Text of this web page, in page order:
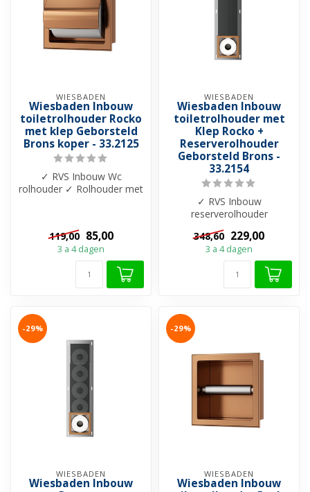
WIESBADEN
Wiesbaden Inbouw
toiletrolhouder Rocko
met klep Geborsteld
Brons koper - 33.2125
✓ RVS Inbouw Wc
rolhouder ✓ Rolhouder met
119,00 85,00
3 a 4 dagen
WIESBADEN
Wiesbaden Inbouw
toiletrolhouder met
Klep Rocko +
Reserverolhouder
Geborsteld Brons -
33.2154
✓ RVS Inbouw
reserverolhouder
✓Toiletrolhouder
Geborsteld Brons koper
met klep ✓...
348,60 229,00
3 a 4 dagen
-29%
WIESBADEN
Wiesbaden Inbouw
-29%
WIESBADEN
Wiesbaden Inbouw